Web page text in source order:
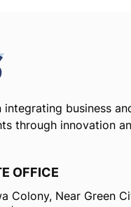
integrating business
through innovation
OFFICE
Colony, Near Green